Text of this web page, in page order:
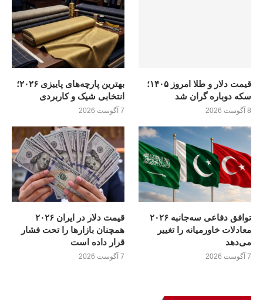
قیمت دلار و طلا امروز ۱۴۰۵؛
سکه دوباره گران شد
8 آگوست 2026
بهترین پارچه‌های پاییزی ۲۰۲۶؛
انتخابی شیک و کاربردی
7 آگوست 2026
توافق دفاعی سه‌جانبه ۲۰۲۶
معادلات خاورمیانه را تغییر
می‌دهد
7 آگوست 2026
قیمت دلار در ایران ۲۰۲۶
همچنان بازارها را تحت فشار
قرار داده است
7 آگوست 2026